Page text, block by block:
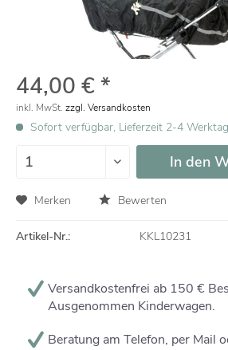
44,00 € *
inkl. MwSt. zzgl. Versandkosten
Sofort verfügbar, Lieferzeit 2-4
In den
Merken Bewerten
Artikel-Nr.: KKL10231
Versandkostenfrei ab 150 €
Ausgenommen Kinderwagen.
Beratung am Telefon, per Mail